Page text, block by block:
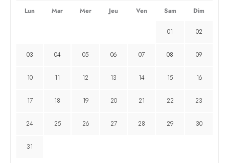
Lun Mar Mer Jeu Ven Sam Dim
01 02
03 04 05 06 07 08 09
10 11 12 13 14 15 16
17 18 19 20 21 22 23
24 25 26 27 28 29 30
31